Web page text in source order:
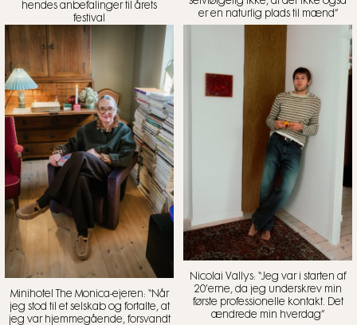
hendes anbefalinger til årets
festival
er en naturlig plads til mænd”
Minihotel The Monica-ejeren: “Når
jeg stod til et selskab og fortalte, at
jeg var hjemmegående, forsvandt
Nicolai Vallys: “Jeg var i starten af
20’erne, da jeg underskrev min
første professionelle kontakt. Det
ændrede min hverdag”